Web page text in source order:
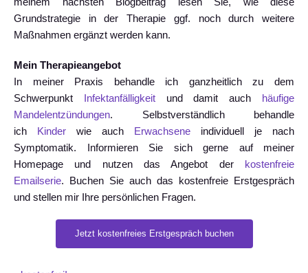
Grundstrategie in der Therapie ggf. noch durch weitere
Maßnahmen ergänzt werden kann.
Mein Therapieangebot
In meiner Praxis behandle ich ganzheitlich zu dem
Schwerpunkt
Infektanfälligkeitund damit auch
häufige
Mandelentzündungen. Selbstverständlich behandle
ich
Kinder wie auch Erwachsene individuell je nach
Symptomatik. Informieren Sie sich gerne auf meiner
Homepage und nutzen das Angebot der
kostenfreie
Emailserie. Buchen Sie auch das kostenfreie Erstgespräch
und stellen mir Ihre persönlichen Fragen.
Jetzt kostenfreies Erstgespräch buchen